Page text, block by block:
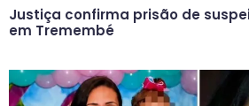
Justiça confirma prisão de
em Tremembé